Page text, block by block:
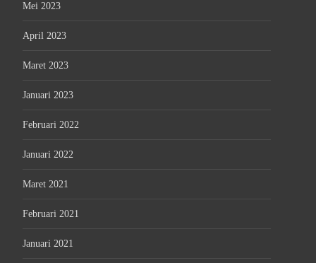
Mei 2023
April 2023
Maret 2023
Januari 2023
Februari 2022
Januari 2022
Maret 2021
Februari 2021
Januari 2021